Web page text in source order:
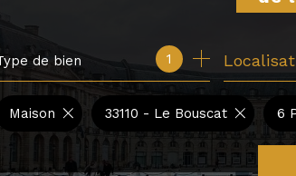
de bien 1
Maison 33110 - Le Bouscat 6